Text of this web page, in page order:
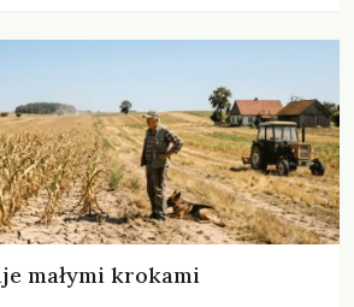
w Polsce.
małymi krokami